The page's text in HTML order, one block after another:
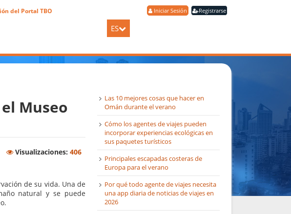
del Portal TBO Iniciar Sesión Registrarse
ES
Museo
Visualizaciones: 406
de su vida. Una de
natural y se puede
Las 10 mejores cosas que hacer en
Omán durante el verano
Cómo los agentes de viajes pueden
incorporar experiencias ecológicas en
sus paquetes turísticos
Principales escapadas costeras de
Europa para el verano
Por qué todo agente de viajes necesita
una app diaria de noticias de viajes en
2026